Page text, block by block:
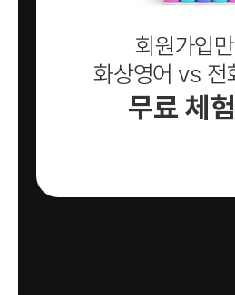
회원가입
화상영어 vs 전
무료 체